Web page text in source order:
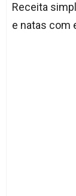
Receita
e natas com